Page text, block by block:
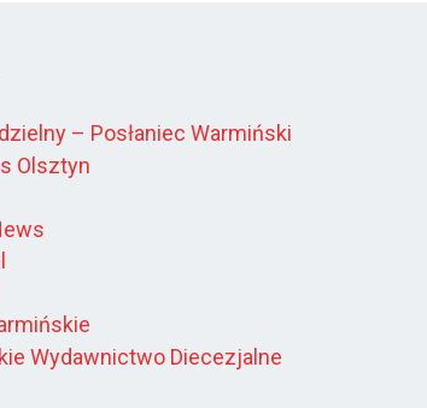
– Posłaniec Warmiński
Olsztyn
Wydawnictwo Diecezjalne